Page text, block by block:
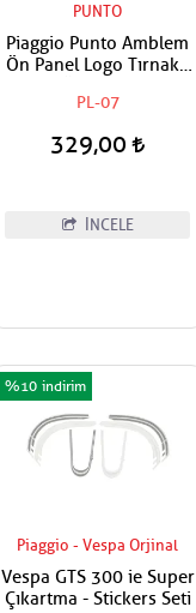
PUNTO
Piaggio Punto Amblem
Ön Panel Logo Tırnaklı
Tip Mat Turuncu-siyah
PL-07
329,00
İNCELE
Piaggio - Vespa Orjinal
Vespa GTS 300 ie Super
Çıkartma - Stickers Seti
%10